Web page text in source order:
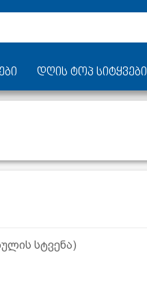
დღის ტოპ სიტყვები
სტვენა)